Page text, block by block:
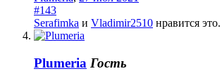
#143
Serafimka и Vladimir2510 нравится это.
Plumeria Гость